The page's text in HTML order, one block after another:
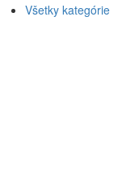
Všetky kategórie